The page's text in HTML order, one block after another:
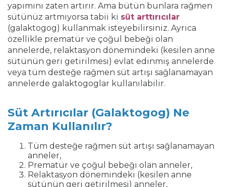
yapımını zaten artırır. Ama bütün bunlara rağmen
sütünüz artmıyorsa tabii ki süt arttırıcılar
(galaktogog) kullanmak isteyebilirsiniz. Ayrıca
özellikle prematür ve çoğul bebeği olan
annelerde, relaktasyon dönemindeki (kesilen anne
sütünün geri getirilmesi) evlat edinmiş annelerde
veya tüm desteğe rağmen süt artışı sağlanamayan
annelerde galaktogoglar kullanılabilir.
Süt Artırıcılar (Galaktogog) Ne
Zaman Kullanılır?
Tüm desteğe rağmen süt artışı sağlanamayan
anneler,
Prematür ve çoğul bebeği olan anneler,
Relaktasyon dönemindeki (kesilen anne
sütünün geri getirilmesi) anneler,